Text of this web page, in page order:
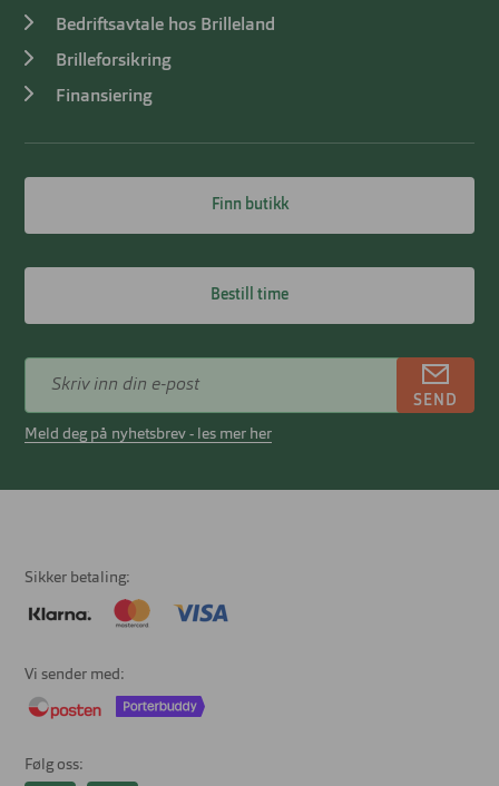
Bedriftsavtale hos Brilleland
Brilleforsikring
Finansiering
Finn butikk
Bestill time
SEND
Meld deg på nyhetsbrev - les mer her
Sikker betaling
Vi sender med
Følg oss